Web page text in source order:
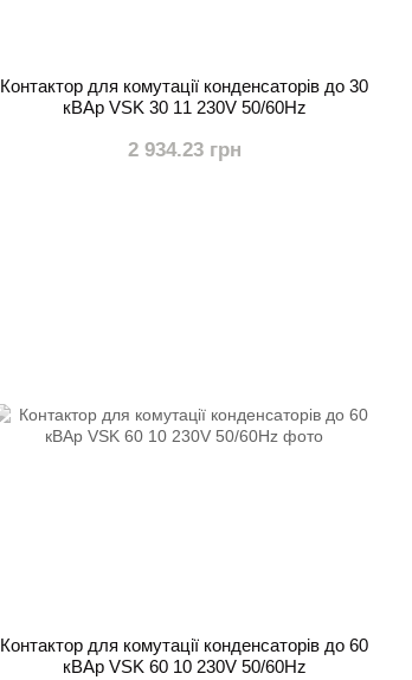
Контактор для комутації конденсаторів до 30
кВАр VSK 30 11 230V 50/60Hz
2 934.23 грн
Контактор для комутації конденсаторів до 60
кВАр VSK 60 10 230V 50/60Hz